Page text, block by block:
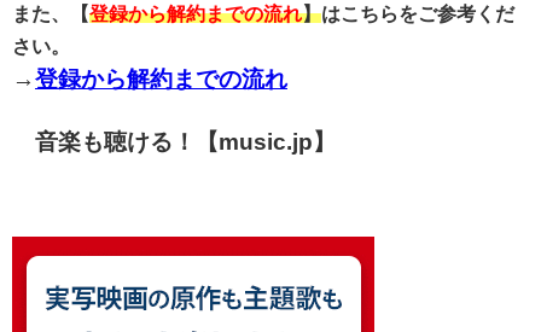
また、【登録から解約までの流れ】はこちらをご参考くだ
さい。
→ 登録から解約までの流れ
音楽も聴ける！【music.jp】